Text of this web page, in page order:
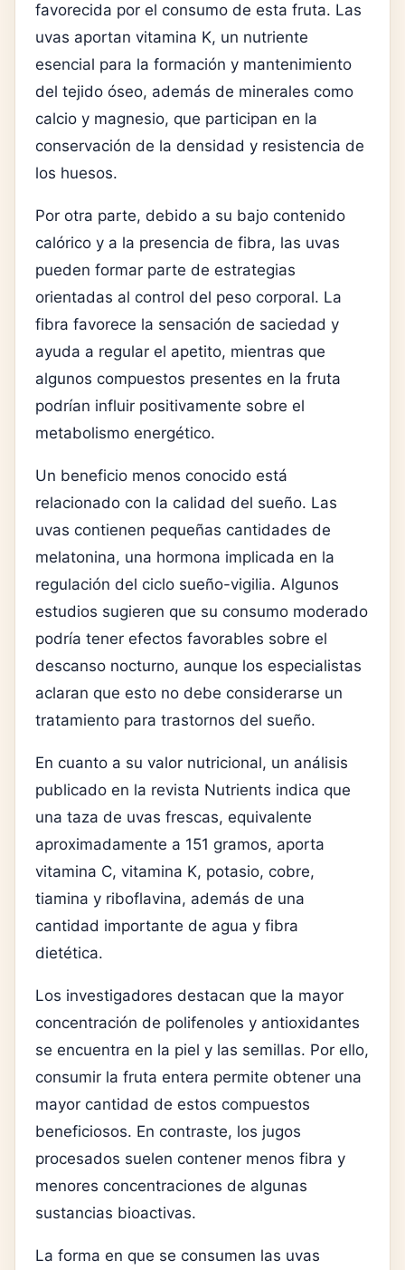
favorecida por el consumo de esta fruta. Las
uvas aportan vitamina K, un nutriente
esencial para la formación y mantenimiento
del tejido óseo, además de minerales como
calcio y magnesio, que participan en la
conservación de la densidad y resistencia de
los huesos.
Por otra parte, debido a su bajo contenido
calórico y a la presencia de fibra, las uvas
pueden formar parte de estrategias
orientadas al control del peso corporal. La
fibra favorece la sensación de saciedad y
ayuda a regular el apetito, mientras que
algunos compuestos presentes en la fruta
podrían influir positivamente sobre el
metabolismo energético.
Un beneficio menos conocido está
relacionado con la calidad del sueño. Las
uvas contienen pequeñas cantidades de
melatonina, una hormona implicada en la
regulación del ciclo sueño-vigilia. Algunos
estudios sugieren que su consumo moderado
podría tener efectos favorables sobre el
descanso nocturno, aunque los especialistas
aclaran que esto no debe considerarse un
tratamiento para trastornos del sueño.
En cuanto a su valor nutricional, un análisis
publicado en la revista Nutrients indica que
una taza de uvas frescas, equivalente
aproximadamente a 151 gramos, aporta
vitamina C, vitamina K, potasio, cobre,
tiamina y riboflavina, además de una
cantidad importante de agua y fibra
dietética.
Los investigadores destacan que la mayor
concentración de polifenoles y antioxidantes
se encuentra en la piel y las semillas. Por ello,
consumir la fruta entera permite obtener una
mayor cantidad de estos compuestos
beneficiosos. En contraste, los jugos
procesados suelen contener menos fibra y
menores concentraciones de algunas
sustancias bioactivas.
La forma en que se consumen las uvas